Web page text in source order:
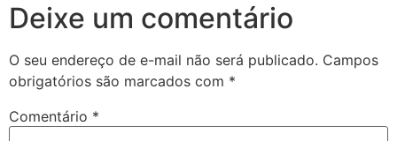
Deixe um comentário
O seu endereço de e-mail não será publicado. Campos
obrigatórios são marcados com *
Comentário *